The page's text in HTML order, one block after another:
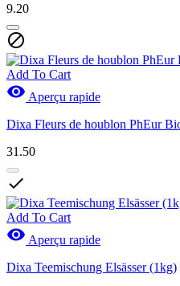
9.20

Add To Cart
 Aperçu rapide
Dixa Fleurs de houblon PhEur
31.50

Add To Cart
 Aperçu rapide
Dixa Teemischung Elsässer (1kg)